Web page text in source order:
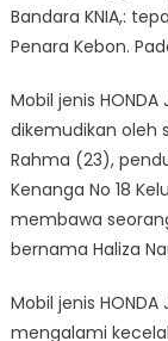
Bandara KNIA,:
Penara Kebon.
Mobil jenis HONDA
dikemudikan oleh
Rahma (23),
Kenanga No 18
membawa
bernama Haliza
Mobil jenis HONDA
mengalami